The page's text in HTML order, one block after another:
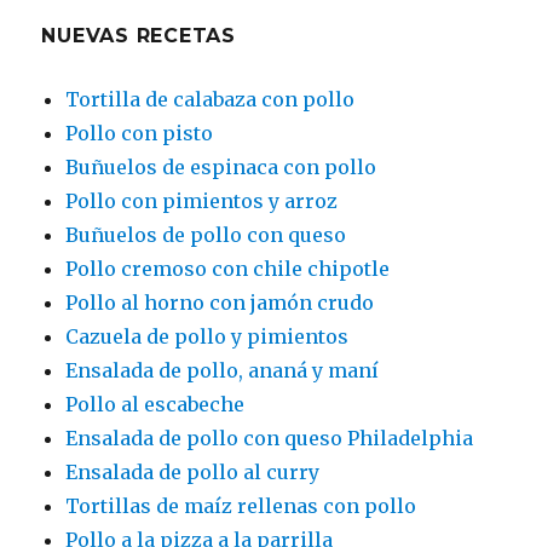
NUEVAS RECETAS
Tortilla de calabaza con pollo
Pollo con pisto
Buñuelos de espinaca con pollo
Pollo con pimientos y arroz
Buñuelos de pollo con queso
Pollo cremoso con chile chipotle
Pollo al horno con jamón crudo
Cazuela de pollo y pimientos
Ensalada de pollo, ananá y maní
Pollo al escabeche
Ensalada de pollo con queso Philadelphia
Ensalada de pollo al curry
Tortillas de maíz rellenas con pollo
Pollo a la pizza a la parrilla